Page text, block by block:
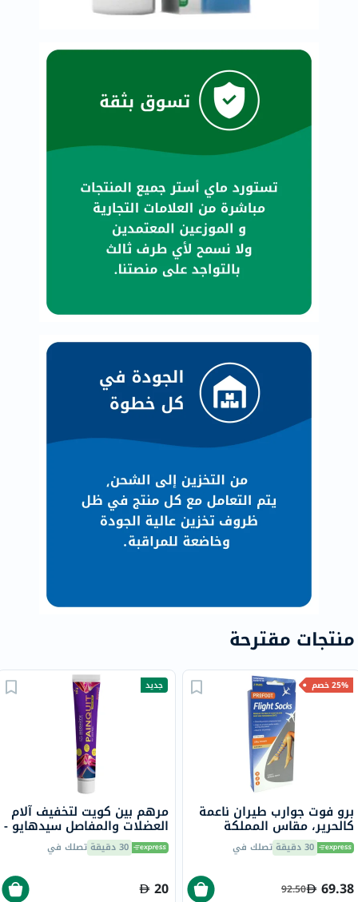
منتجات مقترحة
25% خصم
برو فوت جوارب طيران ناعمة
كالحرير، مقاس المملكة
المتحدة 4-8، زوجان، P7200130 دقيقة تصلك في
69.38
92.50
جديد
مرهم بين كويت لتخفيف آلام
العضلات والمفاصل سيدهايو -
30 جرام 30 دقيقة تصلك في
20